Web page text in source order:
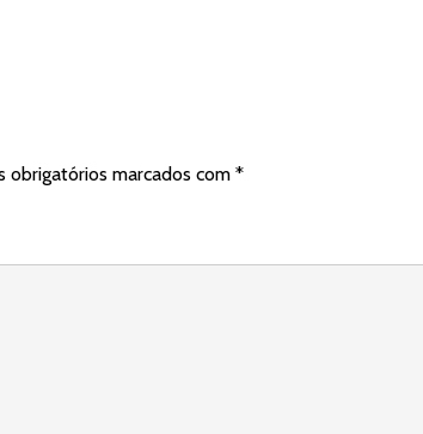
obrigatórios marcados com *